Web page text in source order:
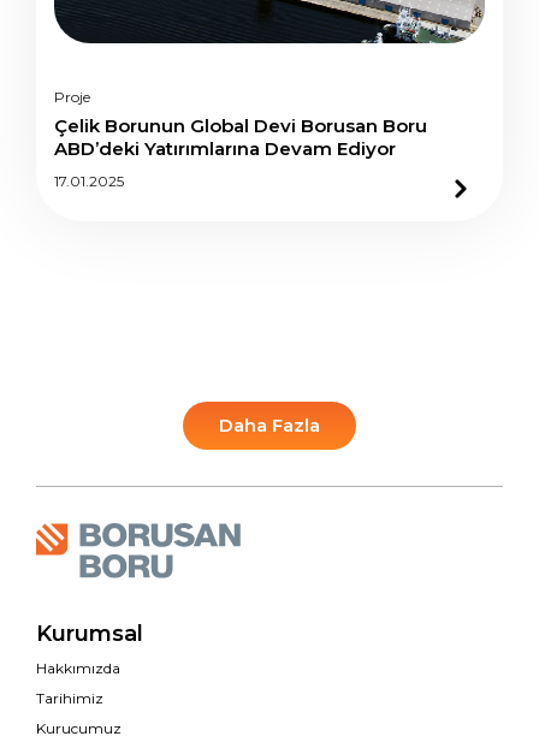
Proje
Çelik Borunun Global Devi Borusan Boru
ABD’deki Yatırımlarına Devam Ediyor
17.01.2025
Daha Fazla
Kurumsal
Hakkımızda
Tarihimiz
Kurucumuz